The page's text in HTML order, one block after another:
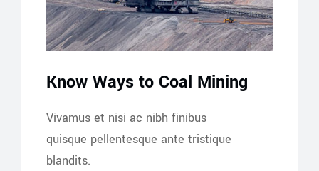
Know Ways to Coal Mining
Vivamus et nisi ac nibh finibus
quisque pellentesque ante tristique
blandits.